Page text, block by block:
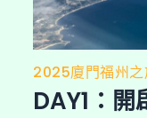
2025廈門福州
DAY1：開